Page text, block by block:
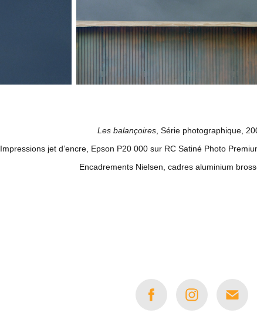
Les balançoires , Série photographique,
Impressions jet d’encre, Epson P20 000 sur RC Satiné Photo
Encadrements Nielsen, cadres aluminium